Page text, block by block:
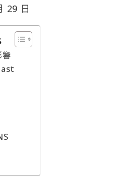
29 日
響